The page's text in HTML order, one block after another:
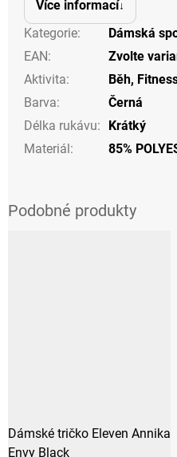
Více informací
Kategorie:
Dámská
EAN:
Zvolte
Aktivita: Běh,
Barva:
Černá
Délka rukávu:
Krátký
Materiál: 85%
Dámské tričko Eleven Annika
Envy Black